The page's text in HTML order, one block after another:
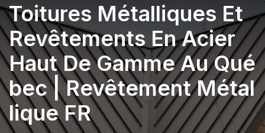
Toitures Métalliques Et
Revêtements En Acier
Haut De Gamme Au Qué
Bec | Revêtement Métal
Lique FR